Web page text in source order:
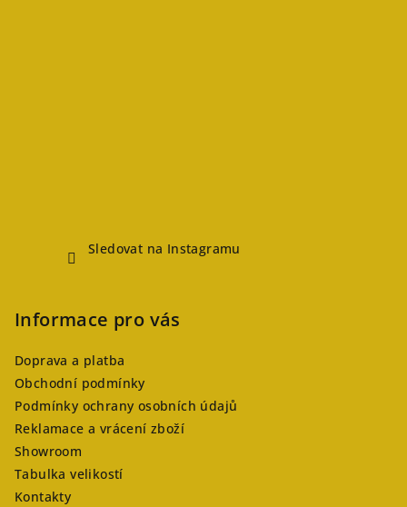
Sledovat na Instagramu
Informace pro vás
Doprava a platba
Obchodní podmínky
Podmínky ochrany osobních údajů
Reklamace a vrácení zboží
Showroom
Tabulka velikostí
Kontakty